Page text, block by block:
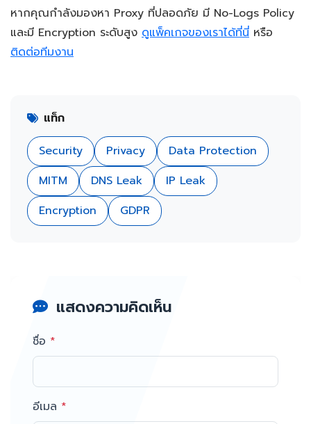
หากคุณกำลังมองหา Proxy ที่ปลอดภัย มี No-Logs Policy
และมี Encryption ระดับสูง ดูแพ็คเกจของเราได้ที่นี่ หรือ
ติดต่อทีมงาน
แท็ก
Security
Privacy
Data Protection
MITM
DNS Leak
IP Leak
Encryption
GDPR
แสดงความคิดเห็น
ชื่อ *
อีเมล *